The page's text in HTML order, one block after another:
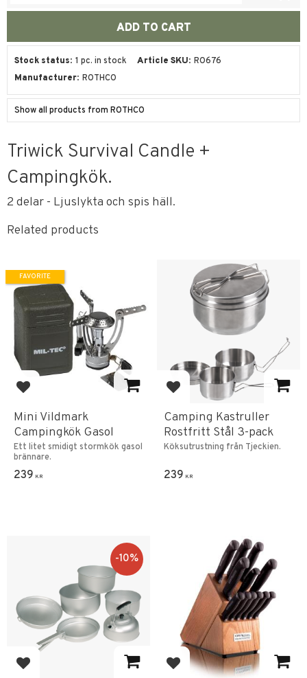
Stock status 1 pc. in stock Article SKU RO676
Manufacturer ROTHCO
Show all products from ROTHCO
Triwick Survival Candle +
Campingkök.
2 delar - Ljuslykta och spis häll.
Related products
Add to favorites
Mini Vildmark
Campingkök Gasol
Ett litet smidigt stormkök gasol
brännare.
239 KR
FAVORITE
Add to favorites
Camping Kastruller
Rostfritt Stål 3-pack
Köksutrustning från Tjeckien.
239 KR
Add to favorites
10%
Add to favorites